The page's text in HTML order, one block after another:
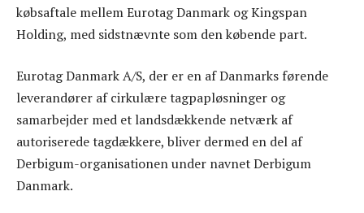
købsaftale mellem Eurotag Danmark og Kingspan
Holding, med sidstnævnte som den købende part.
Eurotag Danmark A/S, der er en af Danmarks førende
leverandører af cirkulære tagpapløsninger og
samarbejder med et landsdækkende netværk af
autoriserede tagdækkere, bliver dermed en del af
Derbigum-organisationen under navnet Derbigum
Danmark.